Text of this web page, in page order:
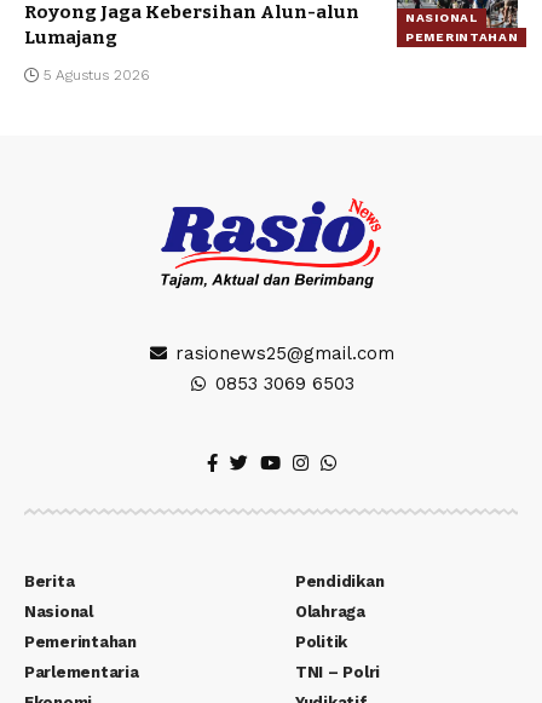
NASIONAL
PEMERINTAHAN
Royong Jaga Kebersihan Alun-alun
Lumajang
5 Agustus 2026
rasionews25@gmail.com
0853 3069 6503
Berita
Nasional
Pemerintahan
Parlementaria
Pendidikan
Olahraga
Politik
TNI – Polri